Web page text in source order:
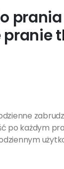
po każdym